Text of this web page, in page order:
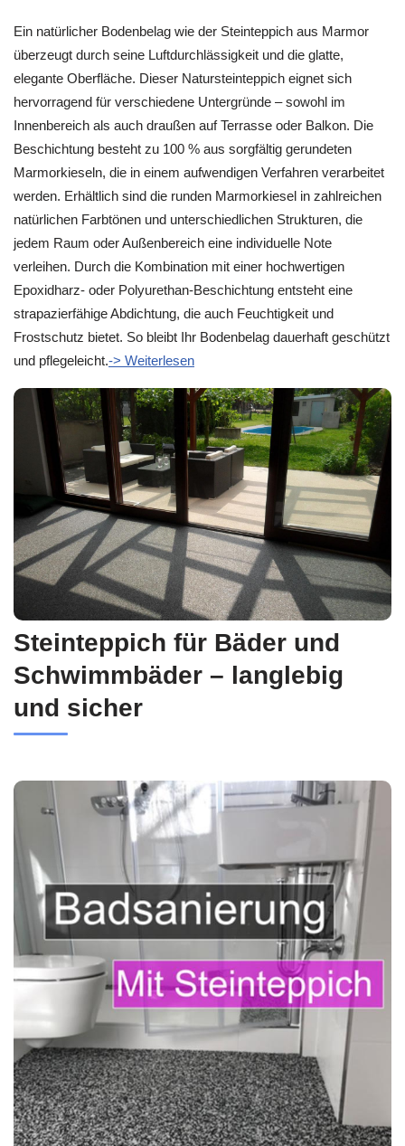
Ein natürlicher Bodenbelag wie der Steinteppich aus Marmor
überzeugt durch seine Luftdurchlässigkeit und die glatte,
elegante Oberfläche. Dieser Natursteinteppich eignet sich
hervorragend für verschiedene Untergründe – sowohl im
Innenbereich als auch draußen auf Terrasse oder Balkon. Die
Beschichtung besteht zu 100 % aus sorgfältig gerundeten
Marmorkieseln, die in einem aufwendigen Verfahren verarbeitet
werden. Erhältlich sind die runden Marmorkiesel in zahlreichen
natürlichen Farbtönen und unterschiedlichen Strukturen, die
jedem Raum oder Außenbereich eine individuelle Note
verleihen. Durch die Kombination mit einer hochwertigen
Epoxidharz- oder Polyurethan-Beschichtung entsteht eine
strapazierfähige Abdichtung, die auch Feuchtigkeit und
Frostschutz bietet. So bleibt Ihr Bodenbelag dauerhaft geschützt
und pflegeleicht.-> Weiterlesen
Steinteppich für Bäder und
Schwimmbäder – langlebig
und sicher